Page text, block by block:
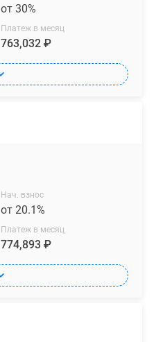
от 30%
Платеж в месяц
763,032 ₽
Нач. взнос
от 20.1%
Платеж в месяц
774,893 ₽